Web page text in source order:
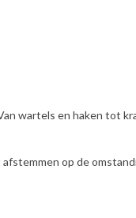
wartels en haken tot
op de